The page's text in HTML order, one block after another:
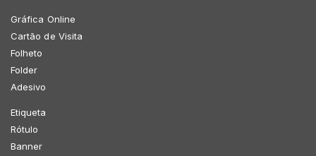
Gráfica Online
Cartão de Visita
Folheto
Folder
Adesivo
Etiqueta
Rótulo
Banner